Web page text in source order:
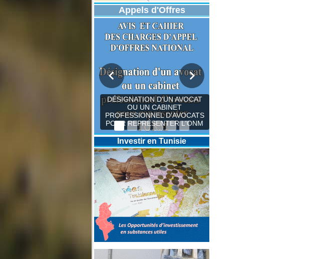
Appels d'Offres
DÉSIGNATION D'UN AVOCAT
OU UN CABINET
PROFESSIONNEL D’AVOCATS
POUR REPRÉSENTER L'ONM
Investir en Tunisie